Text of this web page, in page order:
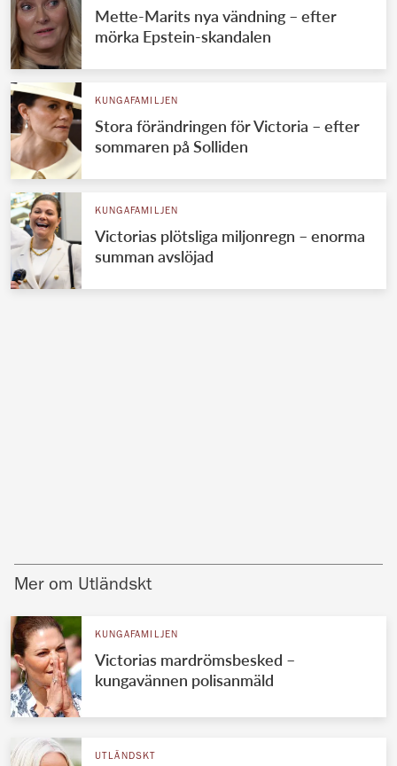
Mette-Marits nya vändning – efter
mörka Epstein-skandalen
KUNGAFAMILJEN
Stora förändringen för Victoria – efter
sommaren på Solliden
KUNGAFAMILJEN
Victorias plötsliga miljonregn – enorma
summan avslöjad
Mer om Utländskt
KUNGAFAMILJEN
Victorias mardrömsbesked –
kungavännen polisanmäld
UTLÄNDSKT